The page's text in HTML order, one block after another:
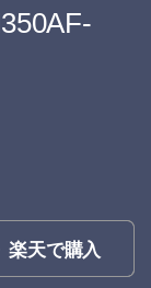
楽天で購入